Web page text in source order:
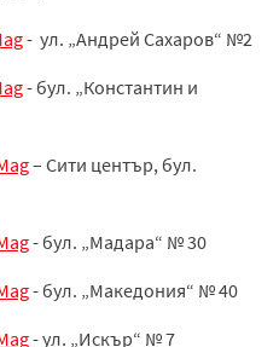
- ул. „Андрей Сахаров“ №2
- бул. „Константин и
– Сити център, бул.
- бул. „Мадара“ № 30
- бул. „Македония“ № 40
- ул. „Искър“ № 7